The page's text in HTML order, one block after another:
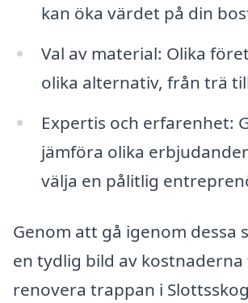
kan öka värdet på din
Val av material: Olika
olika alternativ, från trä
Expertis och erfarenhet:
jämföra olika
välja en pålitlig
Genom att gå igenom dessa
en tydlig bild av
renovera trappan i